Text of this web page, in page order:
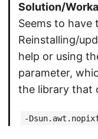
Solution/
Seems to
Reinstalling/
help or using
parameter,
the library that
-